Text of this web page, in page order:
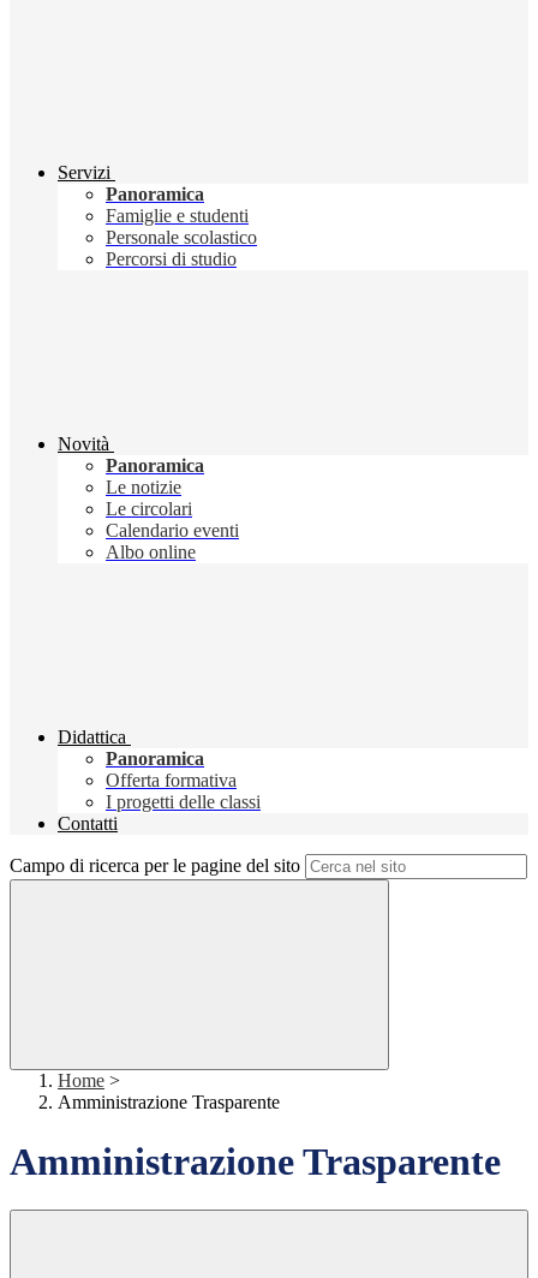
Servizi
Panoramica
Famiglie e studenti
Personale scolastico
Percorsi di studio
Novità
Panoramica
Le notizie
Le circolari
Calendario eventi
Albo online
Didattica
Panoramica
Offerta formativa
I progetti delle classi
Contatti
Campo di ricerca per le pagine del sito
Home >
Amministrazione Trasparente
Amministrazione Trasparente